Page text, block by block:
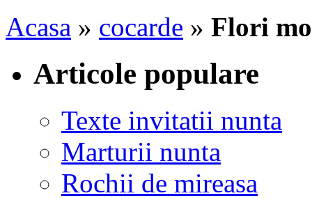
Acasa » cocarde » Flori
Articole populare
Texte invitatii nunta
Marturii nunta
Rochii de mireasa